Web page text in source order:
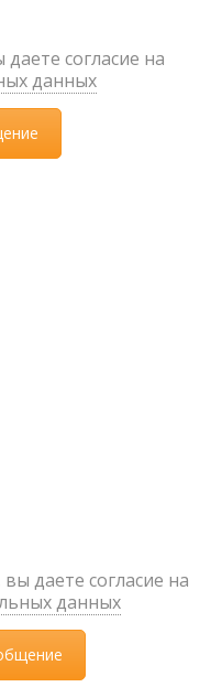
согласие на
данных
даете согласие на
данных